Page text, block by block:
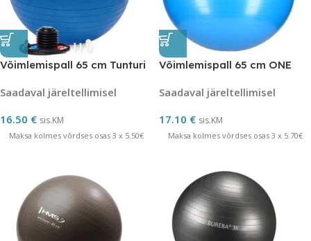
Võimlemispall 65 cm Tunturi
Saadaval järeltellimisel
16.50 € sis.KM
Maksa kolmes võrdses osas 3 x 5.50€
Võimlemispall 65 cm ONE
Saadaval järeltellimisel
17.10 € sis.KM
Maksa kolmes võrdses osas 3 x 5.70€